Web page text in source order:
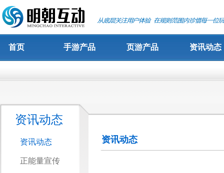
首页 手游产品 页游产品 资讯动态
资讯动态
资讯动态
正能量宣传
资讯动态